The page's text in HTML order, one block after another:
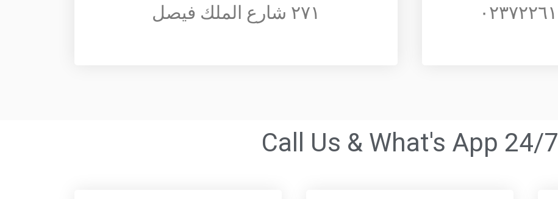
٢٧١ شارع الملك فيصل
Call Us & What's App 24/7